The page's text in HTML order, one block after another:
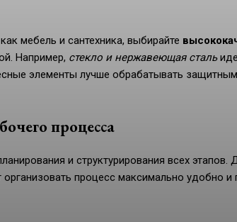
мебель и сантехника, выбирайте
Например, стекло и нержавеющая сталь
элементы лучше обрабатывать
процесса
и структурирования всех
процесс максимально удобно и